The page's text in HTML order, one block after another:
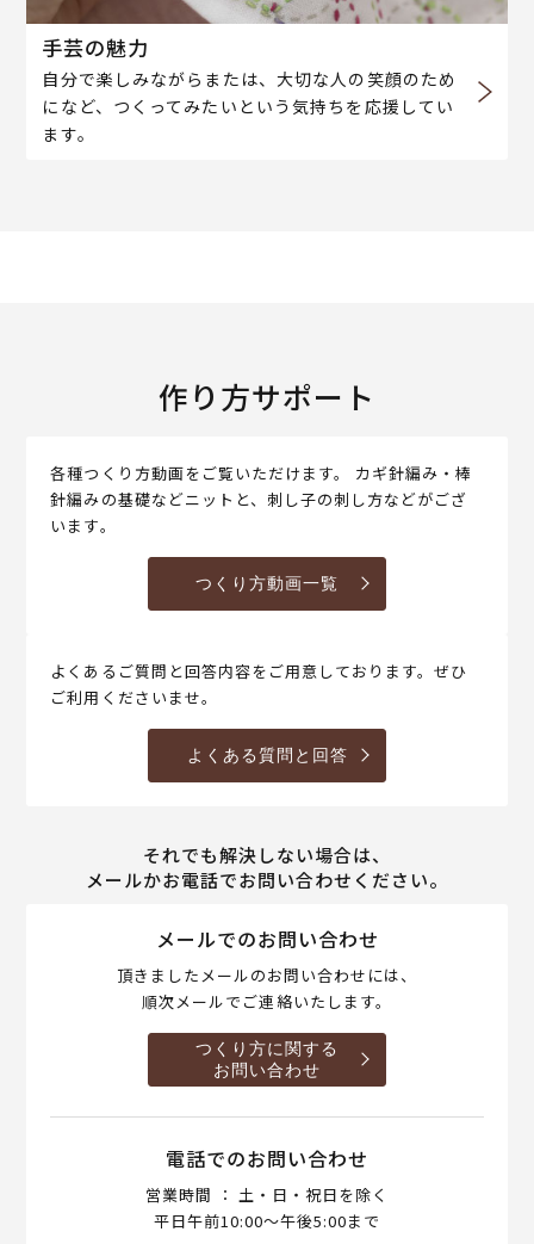
手芸の魅力
自分で楽しみながらまたは、大切な人の笑顔のため
になど、つくってみたいという気持ちを応援してい
ます。
作り方サポート
各種つくり方動画をご覧いただけます。 カギ針編み・棒
針編みの基礎などニットと、刺し子の刺し方などがござ
います。
つくり方動画一覧
よくあるご質問と回答内容をご用意しております。ぜひ
ご利用くださいませ。
よくある質問と回答
それでも解決しない場合は、
メールかお電話でお問い合わせください。
メールでのお問い合わせ
頂きましたメールのお問い合わせには、
順次メールでご連絡いたします。
つくり方に関する
お問い合わせ
電話でのお問い合わせ
営業時間 ： 土・日・祝日を除く
平日午前10:00～午後5:00まで